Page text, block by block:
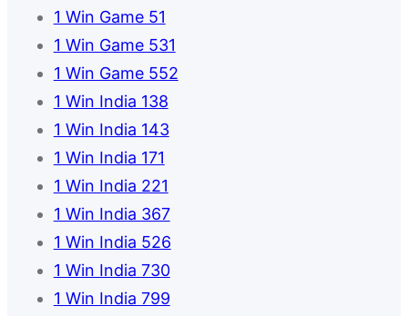
1 Win Game 51
1 Win Game 531
1 Win Game 552
1 Win India 138
1 Win India 143
1 Win India 171
1 Win India 221
1 Win India 367
1 Win India 526
1 Win India 730
1 Win India 799